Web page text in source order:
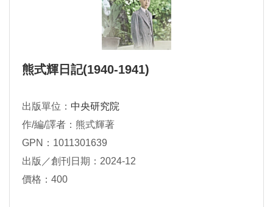
熊式輝日記(1940-1941)
出版單位： 中央研究院
作/編/譯者：熊式輝著
GPN：1011301639
出版／創刊日期：2024-12
價格：400